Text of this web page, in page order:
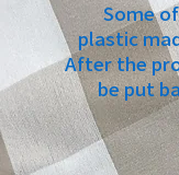
Some
plastic
After the
be put